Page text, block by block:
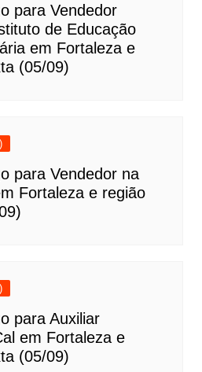
para Vendedor
de Educação
em Fortaleza e
(05/09)
para Vendedor na
Fortaleza e região
para Auxiliar
em Fortaleza e
(05/09)